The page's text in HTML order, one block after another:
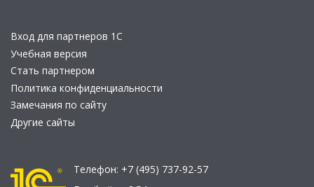
Вход для партнеров 1С
Учебная версия
Стать партнером
Политика конфиденциальности
Замечания по сайту
Другие сайты
Телефон: +7 (495) 737-92-57